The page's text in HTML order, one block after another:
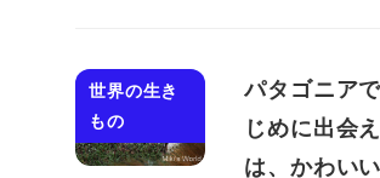
世界の生き
もの
パタゴニア
じめに出会
は、かわい